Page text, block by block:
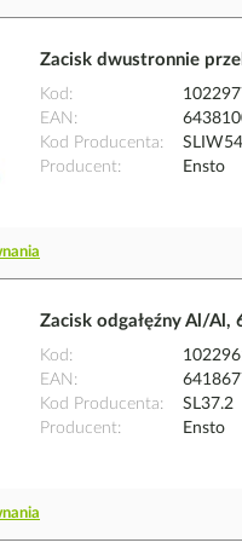
Zacisk dwustronnie
Kod
EAN
Kod Producenta
SLIW54
Producent
Ensto
Zacisk odgałęźny Al/
Kod
EAN
Kod Producenta
SL37.2
Producent
Ensto